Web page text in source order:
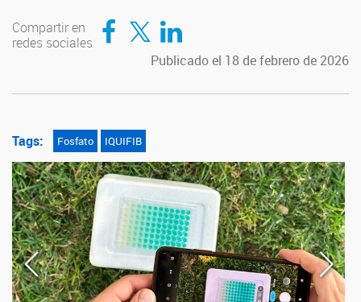
Compartir en
redes sociales
Compartir en Facebook
Compartir en TwitterCompartir en LinkedIn
Publicado el 18 de febrero de 2026
Tags: Fosfato IQUIFIB